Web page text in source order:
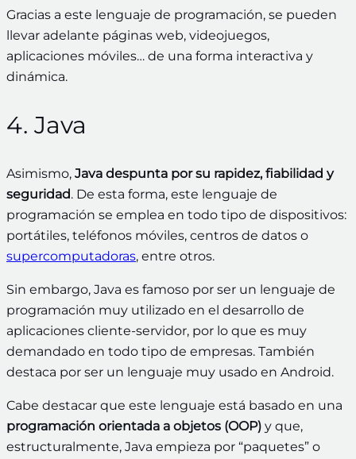
Gracias a este lenguaje de programación, se pueden
llevar adelante páginas web, videojuegos,
aplicaciones móviles… de una forma interactiva y
dinámica.
4. Java
Asimismo, Java despunta por su rapidez, fiabilidad y
seguridad. De esta forma, este lenguaje de
programación se emplea en todo tipo de dispositivos:
portátiles, teléfonos móviles, centros de datos o
supercomputadoras, entre otros.
Sin embargo, Java es famoso por ser un lenguaje de
programación muy utilizado en el desarrollo de
aplicaciones cliente-servidor, por lo que es muy
demandado en todo tipo de empresas. También
destaca por ser un lenguaje muy usado en Android.
Cabe destacar que este lenguaje está basado en una
programación orientada a objetos (OOP) y que,
estructuralmente, Java empieza por “paquetes” o